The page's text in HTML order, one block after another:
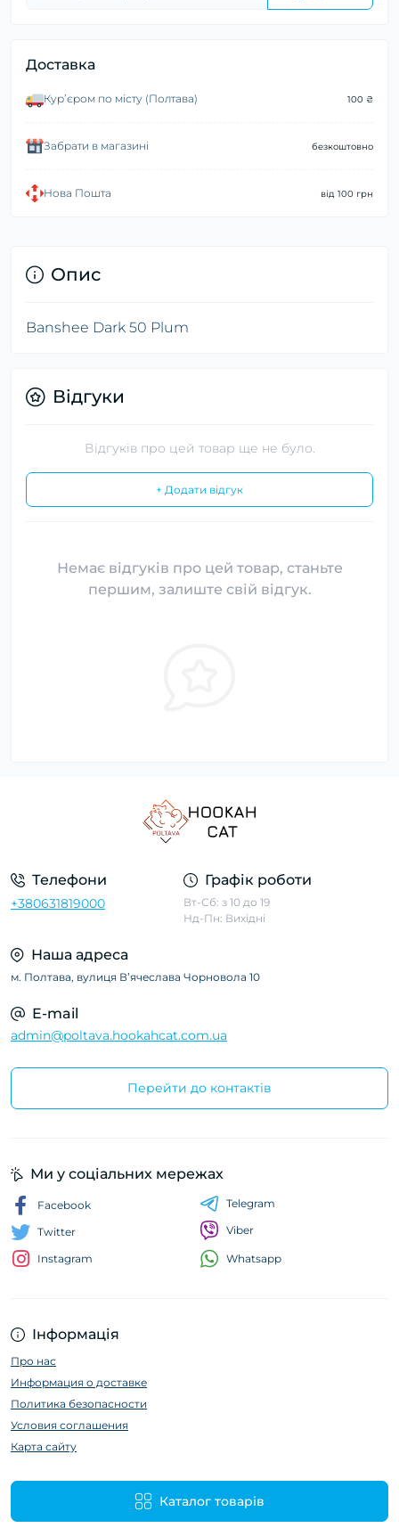
Доставка
Курʼєром по місту (Полтава) 100 ₴
Забрати в магазині безкоштовно
Нова Пошта від 100 грн
Опис
Banshee Dark 50 Plum
Відгуки
Відгуків про цей товар ще не було.
+ Додати відгук
Немає відгуків про цей товар, станьте
першим, залиште свій відгук.
Телефони
+380631819000
Графік роботи
Вт-Сб: з 10 до 19
Нд-Пн: Вихідні
Наша адреса
м. Полтава, вулиця Вʼячеслава Чорновола 10
E-mail
admin@poltava.hookahcat.com.ua
Перейти до контактів
Інформація
Про нас
Информация о доставке
Политика безопасности
Условия соглашения
Карта сайту
Каталог товарів
Ми у соціальних мережах
Facebook
Twitter
Instagram
Telegram
Viber
Whatsapp